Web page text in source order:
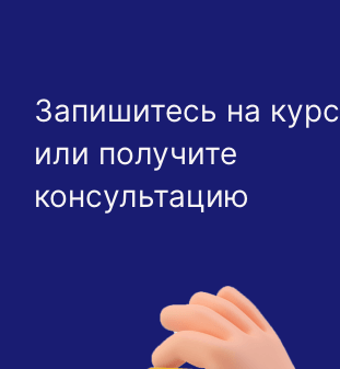
Запишитесь на курс
или получите
консультацию